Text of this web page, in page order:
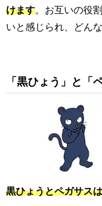
けます 。お互いの役
いと感じられ、どん
「黒ひょう」と「
黒ひょうとペガサス